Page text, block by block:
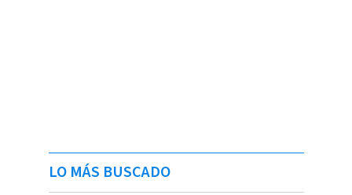
LO MÁS BUSCADO